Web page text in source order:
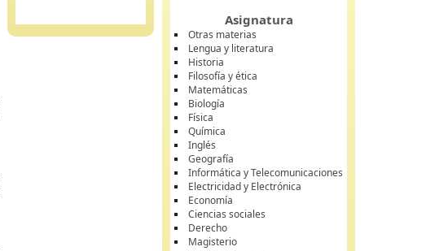
Asignatura
Otras materias
Lengua y literatura
Historia
Filosofía y ética
Matemáticas
Biología
Física
Química
Inglés
Geografía
Informática y Telecomunicaciones
Electricidad y Electrónica
Economía
Ciencias sociales
Derecho
Magisterio